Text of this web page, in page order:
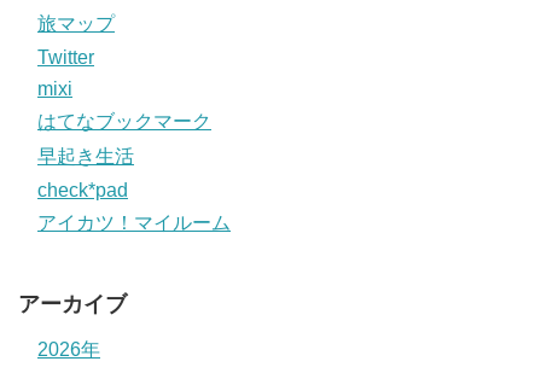
旅マップ
Twitter
mixi
はてなブックマーク
早起き生活
check*pad
アイカツ！マイルーム
アーカイブ
2026年